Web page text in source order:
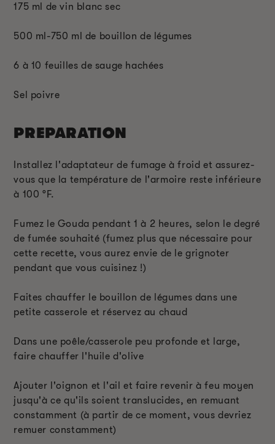
175 ml de vin blanc sec
500 ml-750 ml de bouillon de légumes
6 à 10 feuilles de sauge hachées
Sel poivre
PREPARATION
Installez l'adaptateur de fumage à froid et assurez-
vous que la température de l'armoire reste inférieure
à 100 °F.
Fumez le Gouda pendant 1 à 2 heures, selon le degré
de fumée souhaité (fumez plus que nécessaire pour
cette recette, vous aurez envie de le grignoter
pendant que vous cuisinez !)
Faites chauffer le bouillon de légumes dans une
petite casserole et réservez au chaud
Dans une poêle/casserole peu profonde et large,
faire chauffer l'huile d'olive
Ajouter l'oignon et l'ail et faire revenir à feu moyen
jusqu'à ce qu'ils soient translucides, en remuant
constamment (à partir de ce moment, vous devriez
remuer constamment)